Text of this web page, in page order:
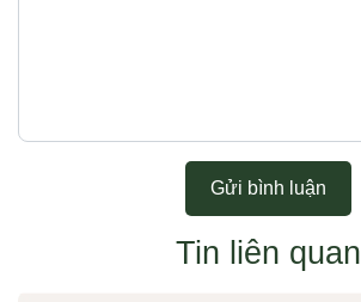
Gửi bình luận
Tin liên quan